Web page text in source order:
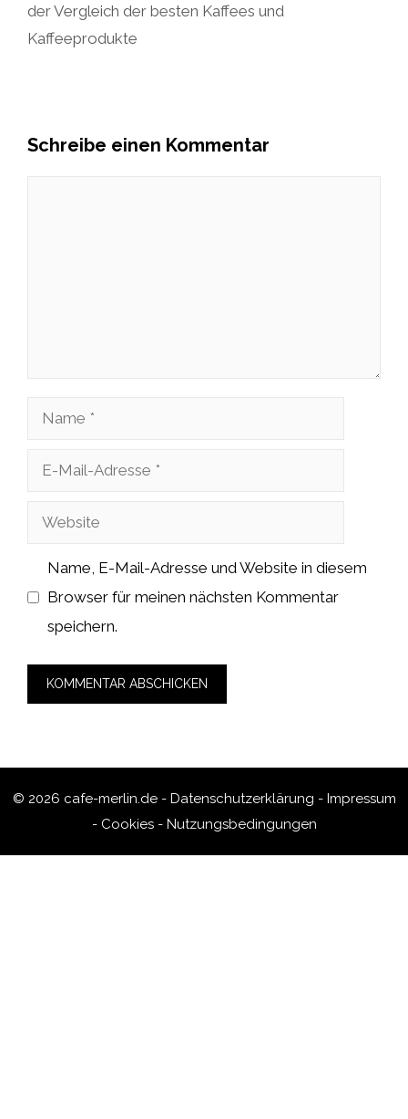
der Vergleich der besten Kaffees und
Kaffeeprodukte
Schreibe einen Kommentar
Name
Adresse
Website
Name, E-Mail-Adresse und Website in diesem
Browser für meinen nächsten Kommentar
speichern.
© 2026 cafe-merlin.de - Datenschutzerklärung - Impressum
- Cookies- Nutzungsbedingungen